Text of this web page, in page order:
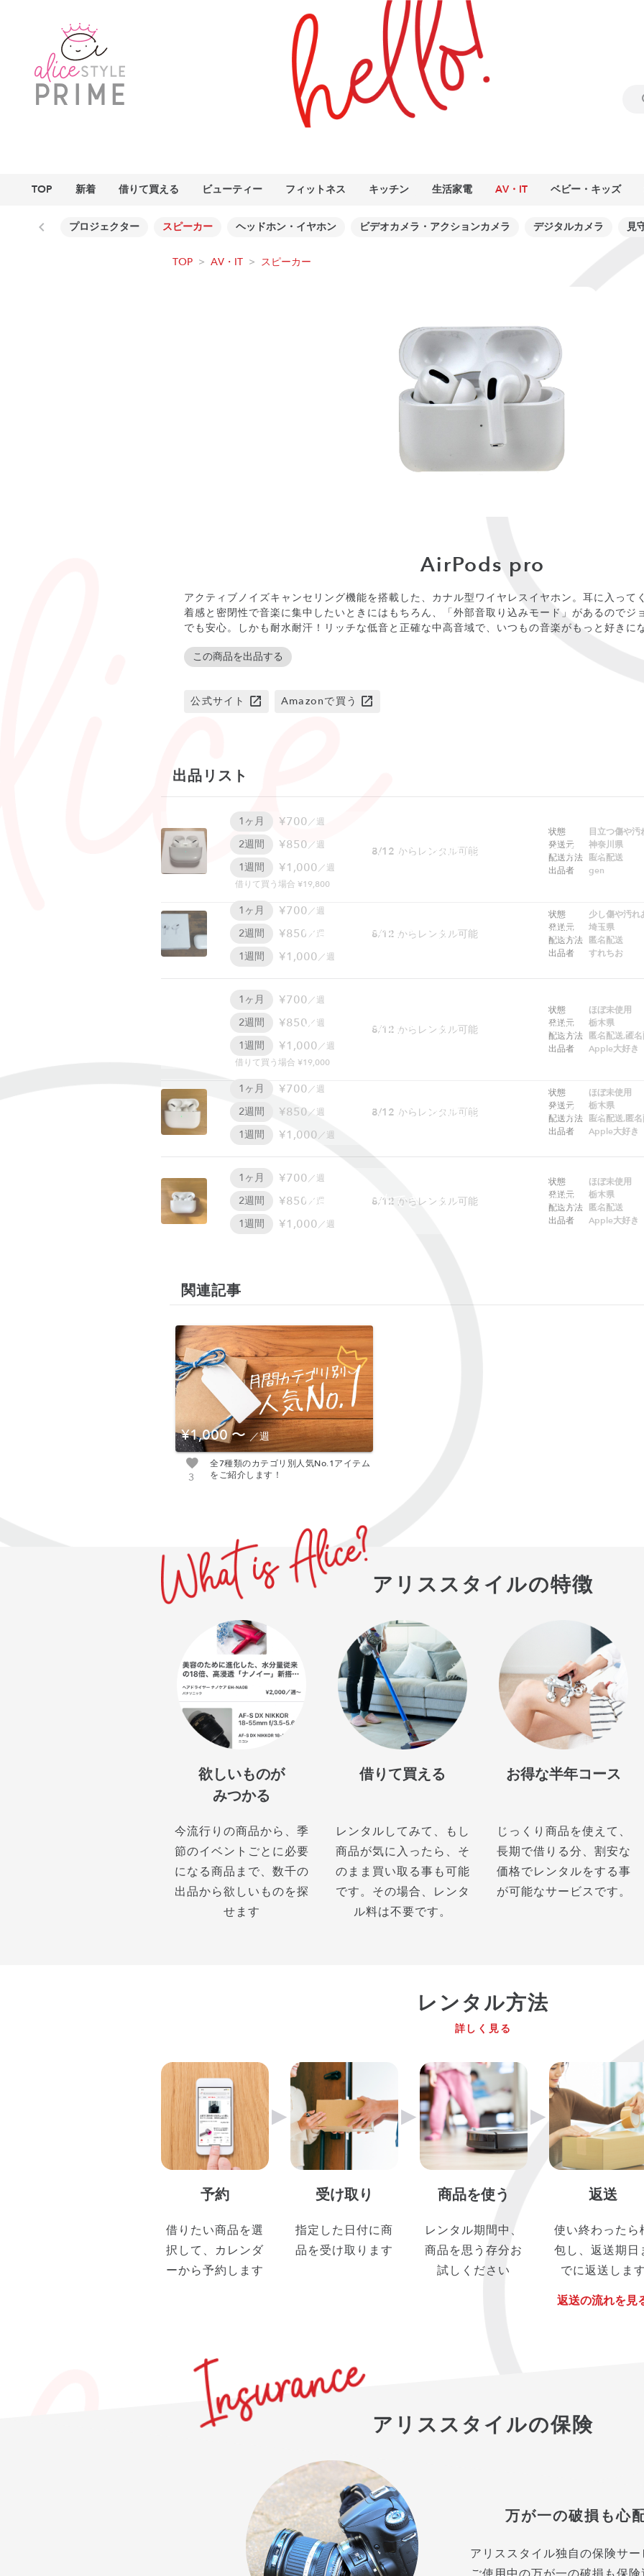
TOP 新着 借りて買える ビューティー フィットネス キッチン 生活家電 AV・IT ベビー・キッズ
プロジェクター スピーカー ヘッドホン・イヤホン ビデオカメラ・アクションカメラ デジタルカメラ 見
TOP > AV・IT > スピーカー
AirPods pro
アクティブノイズキャンセリング機能を搭載した、カナル型ワイヤレスイヤホン。耳に入って
着感と密閉性で音楽に集中したいときにはもちろん、「外部音取り込みモード」があるのでジ
でも安心。しかも耐水耐汗！リッチな低音と正確な中高音域で、いつもの音楽がもっと好きに
この商品を出品する
公式サイト Amazonで買う
出品リスト
ただいまこの商品はレンタルできません
1ヶ月 ¥700／週
2週間 ¥850／週
1週間 ¥1,000／週
借りて買う場合 ¥19,800
8/12 からレンタル可能
状態
発送元
配送方法
出品者
目立つ傷や汚
神奈川県
匿名配送
gen
Webでは予約できません。アプリをご利用ください。
1ヶ月 ¥700／週
2週間 ¥850 ／週
1週間 ¥1,000／週
8/12 からレンタル可能
状態
発送元
配送方法
出品者
少し傷や汚れ
埼玉県
匿名配送
すれちお
Webでは予約できません。アプリをご利用ください
1ヶ月 ¥700／週
2週間 ¥850／週
1週間 ¥1,000／週
借りて買う場合 ¥19,000
8/12 からレンタル可能
状態
発送元
配送方法
出品者
ほぼ未使用
栃木県
匿名配送,匿
Apple大好き
ただいまこの商品はレンタルできません
1ヶ月 ¥700／週
2週間 ¥850／週
1週間 ¥1,000／週
8/12 からレンタル可能
状態
発送元
配送方法
出品者
ほぼ未使用
栃木県
匿名配送,匿
Apple大好き
Webでは予約できません。アプリをご利用ください。
1ヶ月 ¥700／週
2週間 ¥850 ／週
1週間 ¥1,000／週
8/12 からレンタル可能
状態
発送元
配送方法
出品者
ほぼ未使用
栃木県
匿名配送
Apple大好き
関連記事
¥1,000〜／週
3
全7種類のカテゴリ別人気No.1アイテム
をご紹介します！
アリススタイルの特徴
欲しいものが
みつかる
今流行りの商品から、季
節のイベントごとに必要
になる商品まで、数千の
出品から欲しいものを探
せます
借りて買える
レンタルしてみて、もし
商品が気に入ったら、そ
のまま買い取る事も可能
です。その場合、レンタ
ル料は不要です。
お得な半年コース
じっくり商品を使えて、
長期で借りる分、割安な
価格でレンタルをする事
が可能なサービスです。
レンタル方法
詳しく見る
予約
借りたい商品を選
択して、カレンダ
ーから予約します
▶︎
受け取り
指定した日付に商
品を受け取ります
▶︎
商品を使う
レンタル期間中、
商品を思う存分お
試しください
▶︎
返送
使い終わったら
包し、返送期日
でに返送します
返送の流れを見
アリススタイルの保険
万が一の破損も心
アリススタイル独自の保険サー